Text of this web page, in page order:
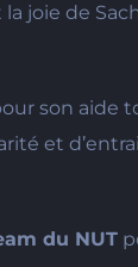
joie de
son aide
et
du NUT